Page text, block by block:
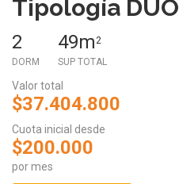
Tipología DUO
2
DORM
49m2
SUP TOTAL
Valor total
$37.404.800
Cuota inicial desde
$200.000
por mes